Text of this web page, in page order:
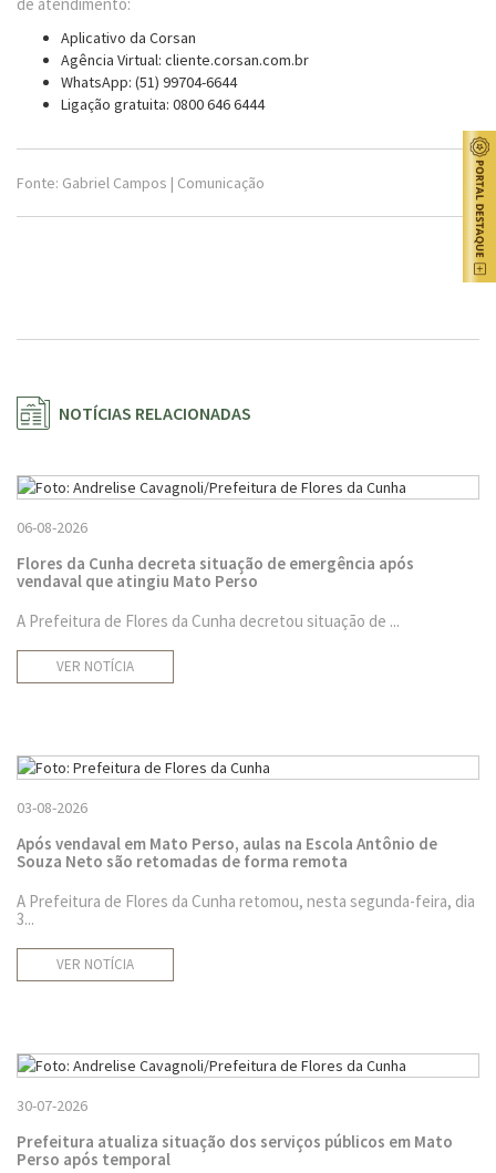
Aplicativo da Corsan
Agência Virtual: cliente.corsan.com.br
WhatsApp: (51) 99704-6644
Ligação gratuita: 0800 646 6444
Fonte: Gabriel Campos | Comunicação
NOTÍCIAS RELACIONADAS
06-08-2026
Flores da Cunha decreta situação de emergência após
vendaval que atingiu Mato Perso
A Prefeitura de Flores da Cunha decretou situação de ...
VER NOTÍCIA
03-08-2026
Após vendaval em Mato Perso, aulas na Escola Antônio de
Souza Neto são retomadas de forma remota
A Prefeitura de Flores da Cunha retomou, nesta segunda-feira, dia
3...
VER NOTÍCIA
30-07-2026
Prefeitura atualiza situação dos serviços públicos em Mato
Perso após temporal